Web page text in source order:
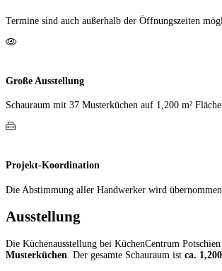
Termine sind auch außerhalb der Öffnungs­zeiten
Große Ausstellung
Schauraum mit 37 Muster­küchen auf 1,200 m²
Projekt-Koordination
Die Abstimmung aller Hand­werker wird übernommen.
Ausstellung
Die Küchenausstellung bei KüchenCentrum
Musterküchen . Der gesamte Schauraum ist ca.